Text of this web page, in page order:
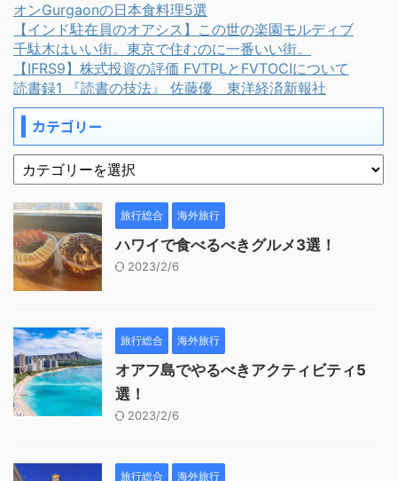
オンGurgaonの日本食料理5選
【インド駐在員のオアシス】この世の楽園モルディブ
千駄木はいい街。東京で住むのに一番いい街。
【IFRS9】株式投資の評価 FVTPLとFVTOCIについて
読書録1 『読書の技法』 佐藤優 東洋経済新報社
カテゴリー
旅行総合 海外旅行
ハワイで食べるべきグルメ3選！
2023/2/6
旅行総合 海外旅行
オアフ島でやるべきアクティビティ5
選！
2023/2/6
旅行総合 海外旅行